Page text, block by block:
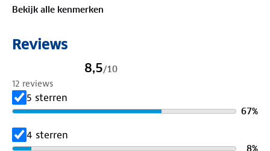
Bekijk alle kenmerken
Reviews
8,5/10
12 reviews
5 sterren
67%
4 sterren
8%